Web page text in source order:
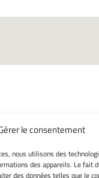
le consentement
nous utilisons des
des appareils. Le fait
des données telles que le
légales